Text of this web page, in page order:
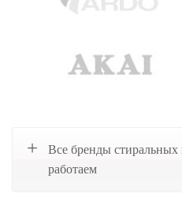
Все бренды
работаем